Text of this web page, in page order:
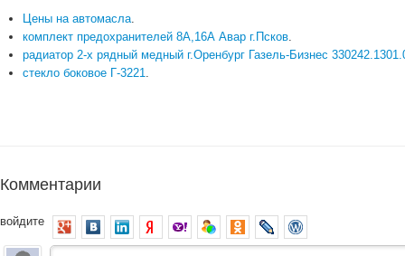
Цены на автомасла.
комплект предохранителей 8А,16А Авар г.Псков.
радиатор 2-х рядный медный г.Оренбург Газель-Бизнес
стекло боковое Г-3221.
Комментарии
войдите